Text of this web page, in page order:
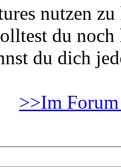
nutzen
du
du dich
>>Im